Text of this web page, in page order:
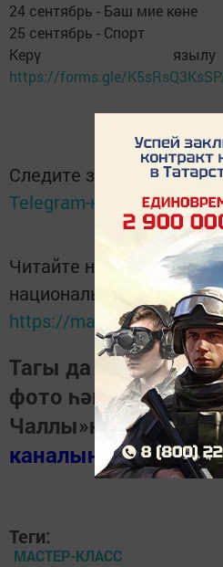
24 сентябрь - Баш мие көне
25 сентябрь - Спорт
Керү
https://forms.gle/
Следите за самым
Telegram-канале
Читайте новости
национальном
https://max.ru/tatmedia
Тагы да
фото һәм
Чаллы»ныңMAX
каналында
Теги:
МАСТЕР-КЛАСС